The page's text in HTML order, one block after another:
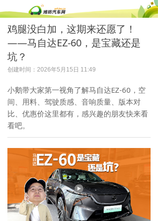
鸡腿没白加，这期来还愿了！
——马自达EZ-60，是宝藏还是
坑？
创建时间： 2026年5月15日 11:49
小鹅带大家第一视角了解马自达EZ-60，空
间、用料、驾驶质感、音响质量、版本对
比、优惠价这里都有，感兴趣的朋友快来看
看吧。